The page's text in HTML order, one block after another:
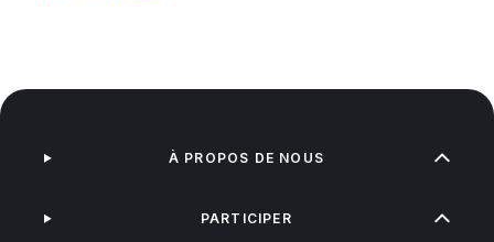
À PROPOS DE NOUS
PARTICIPER